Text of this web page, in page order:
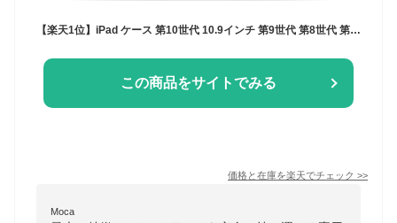
【楽天1位】iPad ケース 第10世代 10.9インチ 第9世代 第8世代 第7世代 ペン収納 かわいい 子供用 iPad mini6 mini5 mini4 mini3 mini2 iPad Air5 Air4 Air3 Air2 Pro11 Pro9.7 第6世代 第5世代 対応 軽量 三つ折り スマートカバー Apple Pencil収納 M2 M4 ギフト シンプル
この商品をサイトでみる
価格と在庫を楽天でチェック >>
Moca